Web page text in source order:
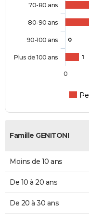
0
1
70-80 ans
80-90 ans
90-100 ans
Plus de 100 ans
0
Famille GENITONI
Moins de 10 ans
De 10 à 20 ans
De 20 à 30 ans